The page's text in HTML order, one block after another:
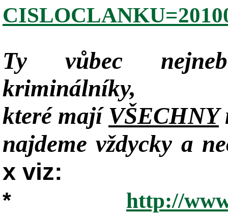
Ty vůbec
kriminálníky,
které majíVŠECHNY
najdeme vždycky a
x viz:
*
http://